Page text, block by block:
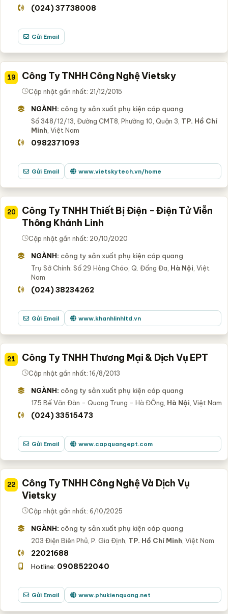
(024) 37738008
Gửi Email
19 Công Ty TNHH Công Nghệ Vietsky
Cập nhật gần nhất: 21/12/2015
NGÀNH: công ty sản xuất phụ kiện cáp quang
Số 348/12/13, Đường CMT8, Phường 10, Quận 3, TP. Hồ Chí
Minh , Việt Nam
0982371093
Gửi Email www.vietskytech.vn/home
20
Công Ty TNHH Thiết Bị Điện - Điện Tử Viễn
Thông Khánh Linh
Cập nhật gần nhất: 20/10/2020
NGÀNH: công ty sản xuất phụ kiện cáp quang
Trụ Sở Chính: Số 29 Hàng Cháo, Q. Đống Đa, Hà Nội , Việt
Nam
(024) 38234262
Gửi Email www.khanhlinhltd.vn
21 Công Ty TNHH Thương Mại & Dịch Vụ EPT
Cập nhật gần nhất: 16/8/2013
NGÀNH: công ty sản xuất phụ kiện cáp quang
175 Bế Văn Đàn - Quang Trung - Hà ĐÔng, Hà Nội , Việt Nam
(024) 33515473
Gửi Email www.capquangept.com
22
Công Ty TNHH Công Nghệ Và Dịch Vụ
Vietsky
Cập nhật gần nhất: 6/10/2025
NGÀNH: công ty sản xuất phụ kiện cáp quang
203 Điện Biên Phủ, P. Gia Định, TP. Hồ Chí Minh , Việt Nam
22021688
Hotline: 0908522040
Gửi Email www.phukienquang.net